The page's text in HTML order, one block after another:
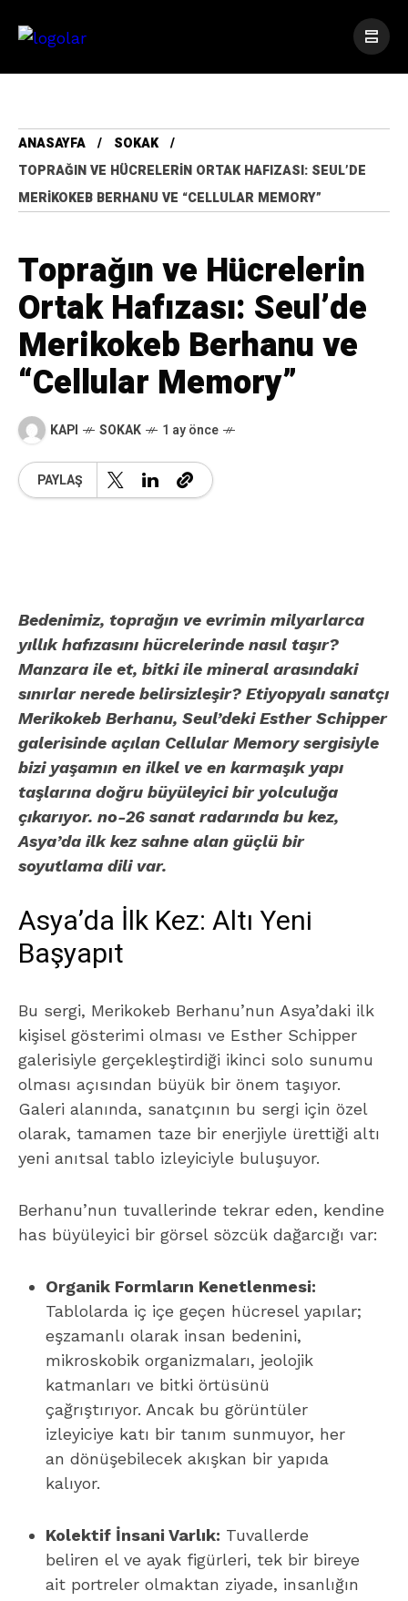
ANASAYFA
SOKAK
TOPRAĞIN VE HÜCRELERIN ORTAK HAFIZASI: SEUL’DE
MERIKOKEB BERHANU VE “CELLULAR MEMORY”
Toprağın ve Hücrelerin
Ortak Hafızası: Seul’de
Merikokeb Berhanu ve
“Cellular Memory”
KAPI SOKAK 1 ay önce
PAYLAŞ
Bedenimiz, toprağın ve evrimin milyarlarca
yıllık hafızasını hücrelerinde nasıl taşır?
Manzara ile et, bitki ile mineral arasındaki
sınırlar nerede belirsizleşir? Etiyopyalı sanatçı
Merikokeb Berhanu, Seul’deki Esther Schipper
galerisinde açılan Cellular Memory sergisiyle
bizi yaşamın en ilkel ve en karmaşık yapı
taşlarına doğru büyüleyici bir yolculuğa
çıkarıyor. no-26 sanat radarında bu kez,
Asya’da ilk kez sahne alan güçlü bir
soyutlama dili var.
Asya’da İlk Kez: Altı Yeni
Başyapıt
Bu sergi, Merikokeb Berhanu’nun Asya’daki ilk
kişisel gösterimi olması ve Esther Schipper
galerisiyle gerçekleştirdiği ikinci solo sunumu
olması açısından büyük bir önem taşıyor.
Galeri alanında, sanatçının bu sergi için özel
olarak, tamamen taze bir enerjiyle ürettiği altı
yeni anıtsal tablo izleyiciyle buluşuyor.
Berhanu’nun tuvallerinde tekrar eden, kendine
has büyüleyici bir görsel sözcük dağarcığı var:
Organik Formların Kenetlenmesi:
Tablolarda iç içe geçen hücresel yapılar;
eşzamanlı olarak insan bedenini,
mikroskobik organizmaları, jeolojik
katmanları ve bitki örtüsünü
çağrıştırıyor. Ancak bu görüntüler
izleyiciye katı bir tanım sunmuyor, her
an dönüşebilecek akışkan bir yapıda
kalıyor.
Kolektif İnsani Varlık: Tuvallerde
beliren el ve ayak figürleri, tek bir bireye
ait portreler olmaktan ziyade, insanlığın